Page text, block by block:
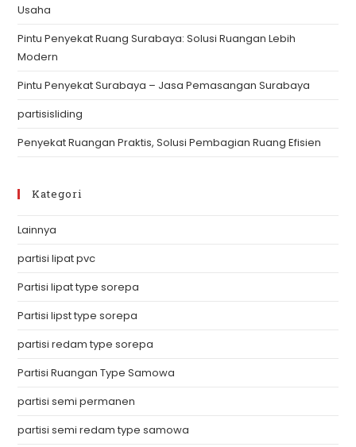
Usaha
Pintu Penyekat Ruang Surabaya: Solusi Ruangan Lebih
Modern
Pintu Penyekat Surabaya – Jasa Pemasangan Surabaya
partisisliding
Penyekat Ruangan Praktis, Solusi Pembagian Ruang Efisien
Kategori
Lainnya
partisi lipat pvc
Partisi lipat type sorepa
Partisi lipst type sorepa
partisi redam type sorepa
Partisi Ruangan Type Samowa
partisi semi permanen
partisi semi redam type samowa